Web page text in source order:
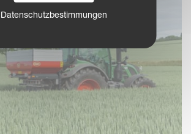
Datenschutzbestimmungen